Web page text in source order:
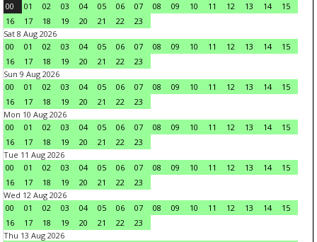
00
01 02 03 04 05 06 07 08 09 10 11 12 13 14
15
16
17 18 19 20 21 22
23
Sat 8 Aug 2026
00
01 02 03 04 05 06 07 08 09 10 11 12 13 14
15
16
17 18 19 20 21 22
23
Sun 9 Aug 2026
00
01 02 03 04 05 06 07 08 09 10 11 12 13 14
15
16
17 18 19 20 21 22
23
Mon 10 Aug 2026
00
01 02 03 04 05 06 07 08 09 10 11 12 13 14
15
16
17 18 19 20 21 22
23
Tue 11 Aug 2026
00
01 02 03 04 05 06 07 08 09 10 11 12 13 14
15
16
17 18 19 20 21 22
23
Wed 12 Aug 2026
00
01 02 03 04 05 06 07 08 09 10 11 12 13 14
15
16
17 18 19 20 21 22
23
Thu 13 Aug 2026